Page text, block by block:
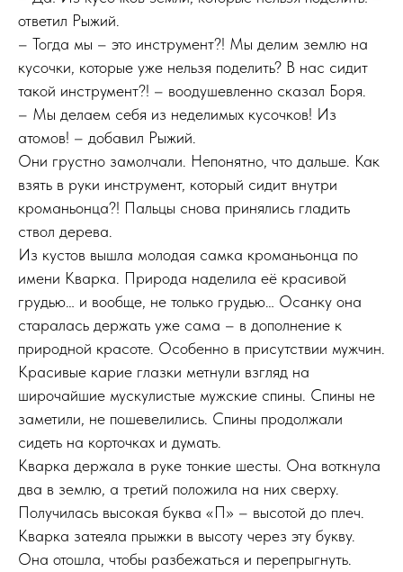
ответил Рыжий.
– Тогда мы – это инструмент?! Мы делим землю на
кусочки, которые уже нельзя поделить? В нас сидит
такой инструмент?! – воодушевленно сказал Боря.
– Мы делаем себя из неделимых кусочков! Из
атомов! – добавил Рыжий.
Они грустно замолчали. Непонятно, что дальше. Как
взять в руки инструмент, который сидит внутри
кроманьонца?! Пальцы снова принялись гладить
ствол дерева.
Из кустов вышла молодая самка кроманьонца по
имени Кварка. Природа наделила её красивой
грудью… и вообще, не только грудью… Осанку она
старалась держать уже сама – в дополнение к
природной красоте. Особенно в присутствии мужчин.
Красивые карие глазки метнули взгляд на
широчайшие мускулистые мужские спины. Спины не
заметили, не пошевелились. Спины продолжали
сидеть на корточках и думать.
Кварка держала в руке тонкие шесты. Она воткнула
два в землю, а третий положила на них сверху.
Получилась высокая буква «П» – высотой до плеч.
Кварка затеяла прыжки в высоту через эту букву.
Она отошла, чтобы разбежаться и перепрыгнуть.